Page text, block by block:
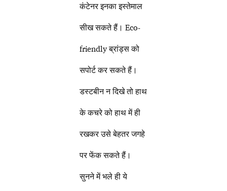
कंटेनर इनका इस्तेमाल
सीख सकते हैं। Eco-
friendly ब्रांड्स को
सपोर्ट कर सकते हैं।
डस्टबीन न दिखे तो हाथ
के कचरे को हाथ में ही
रखकर उसे बेहतर जगहे
पर फेंक सकते हैं।
सुनने में भले ही ये